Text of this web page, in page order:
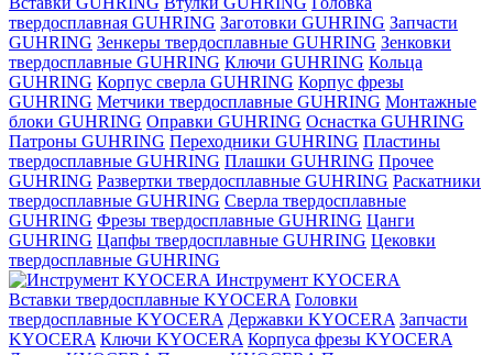
твердосплавная GUHRING Заготовки GUHRING Запчасти
GUHRING Зенкеры твердосплавные GUHRING Зенковки
твердосплавные GUHRING Ключи GUHRING Кольца
GUHRING Корпус сверла GUHRING Корпус фрезы
GUHRING Метчики твердосплавные GUHRING Монтажные
блоки GUHRING Оправки GUHRING Оснастка GUHRING
Патроны GUHRING Переходники GUHRING Пластины
твердосплавные GUHRING Плашки GUHRING Прочее
GUHRING Развертки твердосплавные GUHRING Раскатники
твердосплавные GUHRING Сверла твердосплавные
GUHRING Фрезы твердосплавные GUHRING Цанги
GUHRING Цапфы твердосплавные GUHRING Цековки
твердосплавные GUHRING
Инструмент KYOCERA
Вставки твердосплавные KYOCERA Головки
твердосплавные KYOCERA Державки KYOCERA Запчасти
KYOCERA Ключи KYOCERA Корпуса фрезы KYOCERA